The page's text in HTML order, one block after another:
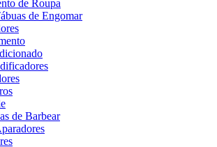
de Roupa
de Engomar
de Barbear